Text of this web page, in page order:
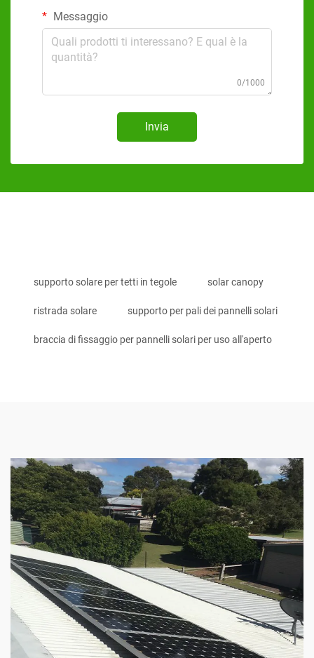
Messaggio
0/1000
Invia
supporto solare per tetti in tegole solar canopy
ristrada solare supporto per pali dei pannelli solari
braccia di fissaggio per pannelli solari per uso all'aperto